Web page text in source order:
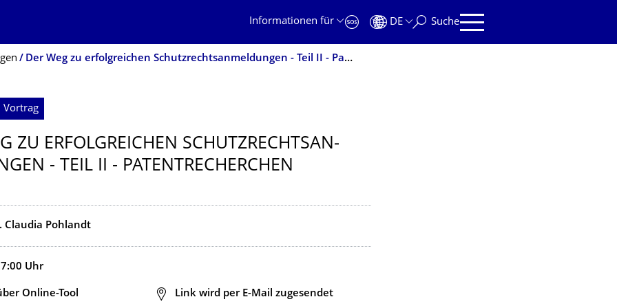
Informationen für
DE Suche
Der Weg zu erfolgreichen Schutzrechtsanmeldungen - Teil II - Patentrecherchen
Vortrag
ZU ERFOLGREICHEN SCHUTZRECHTSAN­
- TEIL II - PATENTRECHER­CHEN
Claudia Pohlandt
Uhr
Online-Tool Adresse
Link wird per E-Mail zugesendet